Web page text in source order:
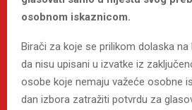
osobnom iskaznicom.
Birači za koje se prilikom dolaska
da nisu upisani u izvatke iz
osobe koje nemaju važeće osobne
dan izbora zatražiti potvrdu za